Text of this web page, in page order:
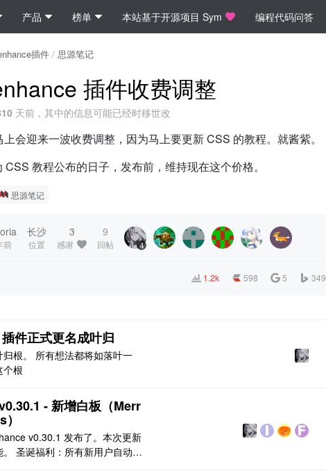
产品 榜单 本站基于开源项目 Sym 编程代码问答
插件 / 思源笔记
插件收费调整
天前，其中的信息可能已经时移世改
会迎来一波收费调整，因为马上要更新 CSS 的教程。就酱紫。
教程公布的日子，发布前，维持现在这个价格。
思源笔记
前
长沙
位置
3
感谢
9
回帖 4
1.2k 598 5 349
件正式更名成叶归
根。 所有想法都将如落叶一
个根
- 新增白板（Merr
v0.30.1 发布了。本次更新
圣诞福利：所有新用户自动获